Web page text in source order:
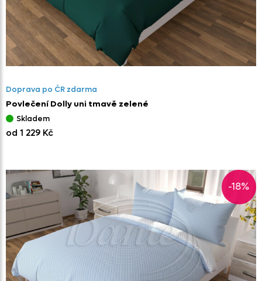
Doprava po ČR zdarma
Povlečení Dolly uni tmavě zelené
Skladem
od 1 229 Kč
-18%